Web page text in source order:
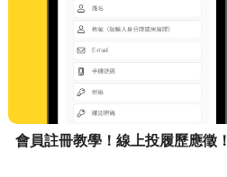
會員註冊教學！線上投履歷應徵！